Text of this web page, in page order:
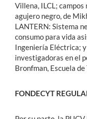
Villena, ILCL;
agujero negro, de
LANTERN: Sistema
consumo para vida
Ingeniería Eléctrica;
investigadoras en el
Bronfman, Escuela
FONDECYT